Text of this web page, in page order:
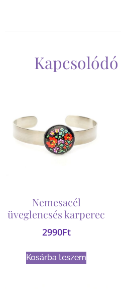
Nemesacél
üveglencsés karperec
2990Ft
Kosárba teszem